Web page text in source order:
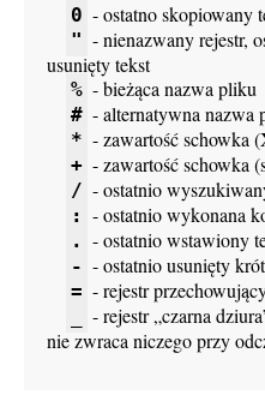
0 - ostatno skopiowany
" - nienazwany rejestr,
usunięty tekst
% - bieżąca nazwa pliku
# - alternatywna nazwa
* - zawartość schowka
+ - zawartość schowka
/ - ostatnio
: - ostatnio wykonana
. - ostatnio wstawiony
- - ostatnio usunięty
= - rejestr
- rejestr „czarna
nie zwraca niczego przy